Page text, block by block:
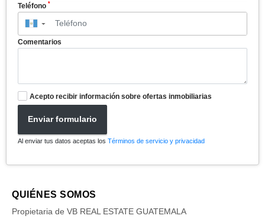
Teléfono *
▼
Comentarios
Acepto recibir información sobre ofertas inmobiliarias
Enviar formulario
Al enviar tus datos aceptas los Términos de servicio y privacidad
QUIÉNES SOMOS
Propietaria de VB REAL ESTATE GUATEMALA